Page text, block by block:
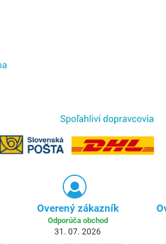
Overený zákazník
Odporúča obchod
31. 07. 2026